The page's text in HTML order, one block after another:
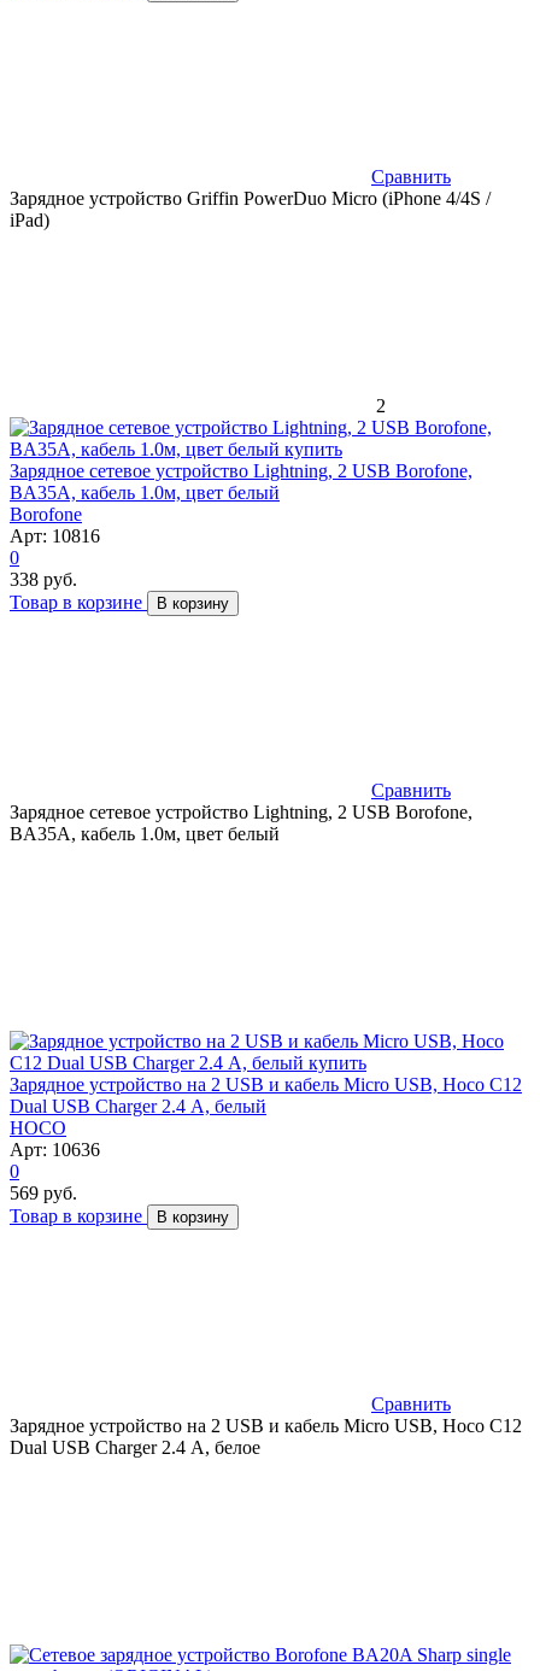
Сравнить
Зарядное устройство Griffin PowerDuo Micro (iPhone 4/4S /
iPad)
2
Зарядное сетевое устройство Lightning, 2 USB Borofone,
BA35A, кабель 1.0м, цвет белый
Borofone
Арт: 10816
0
338 руб.
Товар в корзине
В корзину
Сравнить
Зарядное сетевое устройство Lightning, 2 USB Borofone,
BA35A, кабель 1.0м, цвет белый
Зарядное устройство на 2 USB и кабель Micro USB, Hoco C12
Dual USB Charger 2.4 А, белый
HOCO
Арт: 10636
0
569 руб.
Товар в корзине
В корзину
Сравнить
Зарядное устройство на 2 USB и кабель Micro USB, Hoco C12
Dual USB Charger 2.4 А, белое